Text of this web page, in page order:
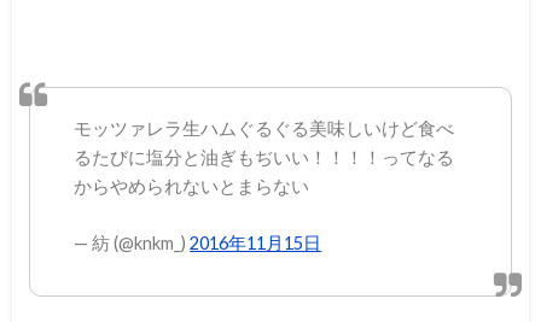
モッツァレラ生ハムぐるぐる美味しいけど食べ
るたびに塩分と油ぎもぢいい！！！！ってなる
からやめられないとまらない
— 紡 (@knkm_)2016年11月15日